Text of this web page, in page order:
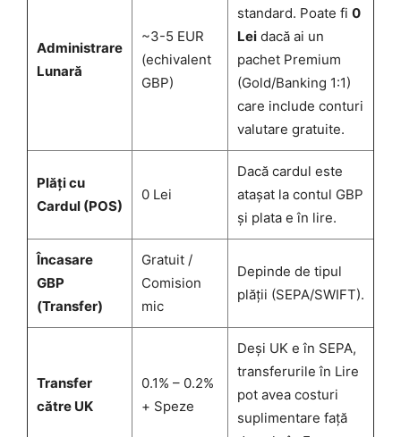
Administrare
Lunară
~3-5 EUR
(echivalent
GBP)
standard. Poate fi 0
Lei dacă ai un
pachet Premium
(Gold/Banking 1:1)
care include conturi
valutare gratuite.
Plăți cu
Cardul (POS)
0 Lei
Dacă cardul este
atașat la contul GBP
și plata e în lire.
Încasare
GBP
(Transfer)
Gratuit /
Comision
mic
Depinde de tipul
plății (SEPA/SWIFT).
Transfer
către UK
0.1% – 0.2%
+ Speze
Deși UK e în SEPA,
transferurile în Lire
pot avea costuri
suplimentare față